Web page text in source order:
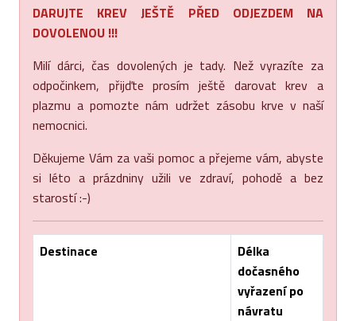
DARUJTE KREV JEŠTĚ PŘED ODJEZDEM NA
DOVOLENOU !!!
Milí dárci, čas dovolených je tady. Než vyrazíte za
odpočinkem, přijďte prosím ještě darovat krev a
plazmu a pomozte nám udržet zásobu krve v naší
nemocnici.
Děkujeme Vám za vaši pomoc a přejeme vám, abyste
si léto a prázdniny užili ve zdraví, pohodě a bez
starostí :-)
Destinace
Délka
dočasného
vyřazení po
návratu